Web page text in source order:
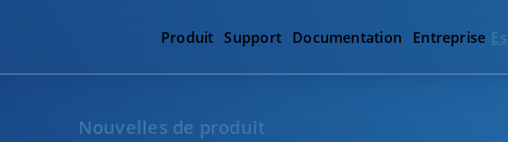
Produit Support Documentation Entreprise
Nouvelles de produit